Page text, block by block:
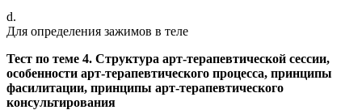
d.
Для определения зажимов в теле
Тест по теме 4. Структура арт-терапевтической сессии,
особенности арт-терапевтического процесса, принципы
фасилитации, принципы арт-терапевтического
консультирования